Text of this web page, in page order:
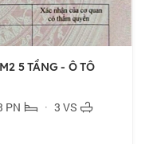
5 TẦNG - Ô TÔ
PN · 3 VS